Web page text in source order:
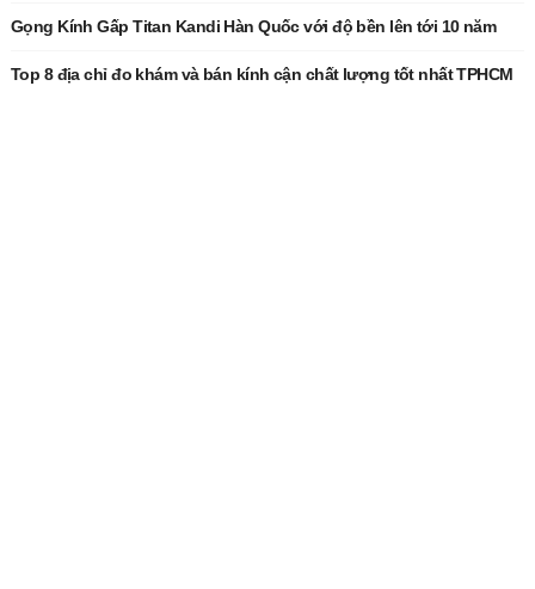
Gọng Kính Gấp Titan Kandi Hàn Quốc với độ bền lên tới 10 năm
Top 8 địa chỉ đo khám và bán kính cận chất lượng tốt nhất TPHCM